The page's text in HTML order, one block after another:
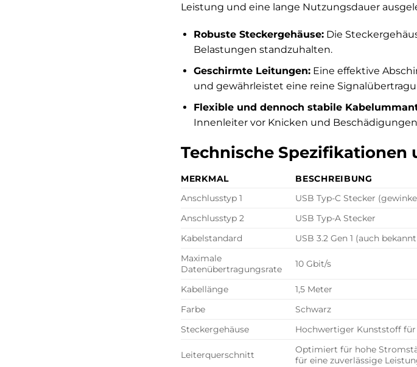
Leistung und eine lange Nutzungsdauer
Robuste Steckergehäuse:Die
Belastungen standzuhalten.
Geschirmte Leitungen:Eine effektive
und gewährleistet eine reine
Flexible und dennoch stabile
Innenleiter vor Knicken und
Technische Spezifikationen
MERKMAL
BESCHREIBUNG
Anschlusstyp 1
USB Typ-C Stecker
Anschlusstyp 2
USB Typ-A Stecker
Kabelstandard
USB 3.2 Gen 1 (auch
Maximale
Datenübertragungsrate
10 Gbit/s
Kabellänge
1,5 Meter
Farbe
Schwarz
Steckergehäuse
Hochwertiger Kunststoff
Leiterquerschnitt
Optimiert für hohe
für eine zuverlässige